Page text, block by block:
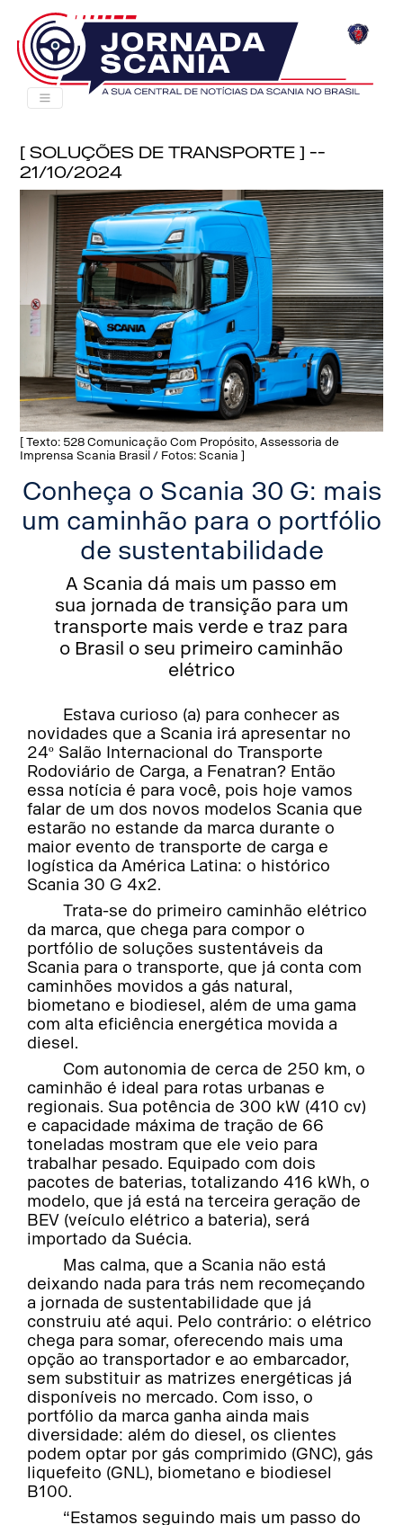
[ Soluções de Transporte ] --
21/10/2024
[ Texto: 528 Comunicação Com Propósito, Assessoria de
Imprensa Scania Brasil / Fotos: Scania ]
Conheça o Scania 30 G: mais
um caminhão para o portfólio
de sustentabilidade
A Scania dá mais um passo em
sua jornada de transição para um
transporte mais verde e traz para
o Brasil o seu primeiro caminhão
elétrico
Estava curioso (a) para conhecer as
novidades que a Scania irá apresentar no
24º Salão Internacional do Transporte
Rodoviário de Carga, a Fenatran? Então
essa notícia é para você, pois hoje vamos
falar de um dos novos modelos Scania que
estarão no estande da marca durante o
maior evento de transporte de carga e
logística da América Latina: o histórico
Scania 30 G 4x2.
Trata-se do primeiro caminhão elétrico
da marca, que chega para compor o
portfólio de soluções sustentáveis da
Scania para o transporte, que já conta com
caminhões movidos a gás natural,
biometano e biodiesel, além de uma gama
com alta eficiência energética movida a
diesel.
Com autonomia de cerca de 250 km, o
caminhão é ideal para rotas urbanas e
regionais. Sua potência de 300 kW (410 cv)
e capacidade máxima de tração de 66
toneladas mostram que ele veio para
trabalhar pesado. Equipado com dois
pacotes de baterias, totalizando 416 kWh, o
modelo, que já está na terceira geração de
BEV (veículo elétrico a bateria), será
importado da Suécia.
Mas calma, que a Scania não está
deixando nada para trás nem recomeçando
a jornada de sustentabilidade que já
construiu até aqui. Pelo contrário: o elétrico
chega para somar, oferecendo mais uma
opção ao transportador e ao embarcador,
sem substituir as matrizes energéticas já
disponíveis no mercado. Com isso, o
portfólio da marca ganha ainda mais
diversidade: além do diesel, os clientes
podem optar por gás comprimido (GNC), gás
liquefeito (GNL), biometano e biodiesel
B100.
“Estamos seguindo mais um passo do